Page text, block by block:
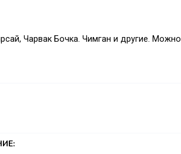
Чарвак Бочка. Чимган и другие. Можно